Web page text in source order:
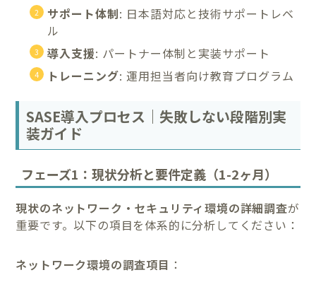
サポート体制: 日本語対応と技術サポートレベ
ル
導入支援: パートナー体制と実装サポート
トレーニング: 運用担当者向け教育プログラム
SASE導入プロセス｜失敗しない段階別実
装ガイド
フェーズ1：現状分析と要件定義（1-2ヶ月）
現状のネットワーク・セキュリティ環境の詳細調査が
重要です。以下の項目を体系的に分析してください：
ネットワーク環境の調査項目 ：